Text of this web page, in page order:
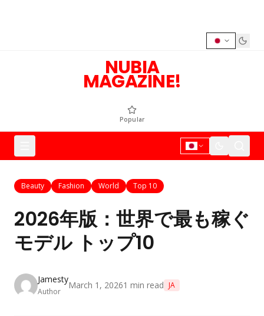
NUBIA
MAGAZINE!
Popular
Beauty Fashion World Top 10
2026年版：世界で最も稼ぐ
モデル トップ10
Jamesty
Author
March 1, 20261 min read JA